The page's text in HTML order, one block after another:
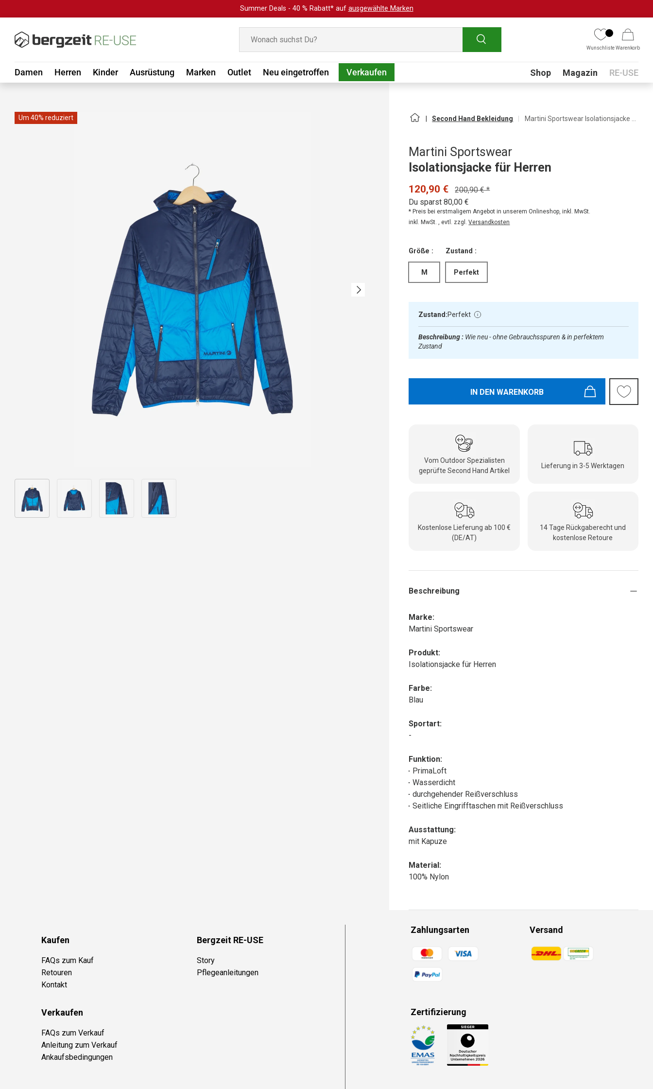
Summer Deals - 40 % Rabatt* auf ausgewählte Marken
Suchen
WunschlisteWarenkorb
Damen Herren Kinder Ausrüstung Marken Outlet Neu eingetroffen Verkaufen Submenu
Shop Magazin RE-USE
Um 40% reduziert
Nächste
Bild 1 in Galerieansicht laden
Second Hand Bekleidung
Martini Sportswear
Isolationsjacke für Herren
120,90 €
200,90 € *
Du sparst 80,00 €
* Preis bei erstmaligem Angebot in unserem Onlineshop, inkl. MwSt.
inkl. MwSt. , evtl. zzgl.Versandkosten
Größe :
M
Zustand :
Perfekt
Zustand:Perfekt
Beschreibung : Wie neu - ohne Gebrauchsspuren & in perfektem
Zustand
IN DEN WARENKORB
Vom Outdoor Spezialisten
geprüfte Second Hand Artikel
Lieferung in 3-5 Werktagen
Kostenlose Lieferung ab 100 €
(DE/AT)
14 Tage Rückgaberecht und
kostenlose Retoure
Beschreibung
Marke:
Martini Sportswear
Produkt:
Isolationsjacke für Herren
Farbe:
Blau
Sportart:
-
Funktion:
PrimaLoft
Wasserdicht
durchgehender Reißverschluss
Seitliche Eingrifftaschen mit Reißverschluss
Ausstattung:
mit Kapuze
Material:
100% Nylon
Kaufen
FAQs zum Kauf
Retouren
Kontakt
Bergzeit RE-USE
Story
Pflegeanleitungen
Verkaufen
FAQs zum Verkauf
Anleitung zum Verkauf
Ankaufsbedingungen
Zahlungsarten
Zahlungsmethoden
Versand
Zahlungsmethoden
Zertifizierung
Zahlungsmethoden